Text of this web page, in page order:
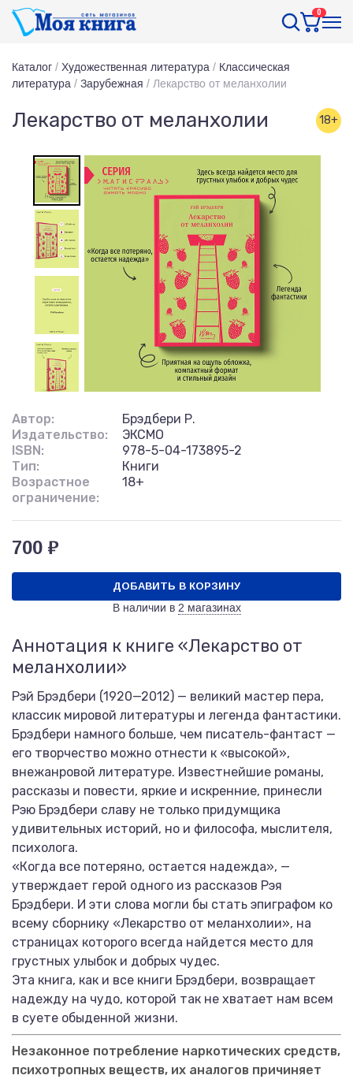
0
Каталог / Художественная литература / Классическая
литература / Зарубежная / Лекарство от меланхолии
Лекарство от меланхолии 18+
Автор:
Брэдбери Р.
Издательство:
ЭКСМО
ISBN:
978-5-04-173895-2
Тип:
Книги
Возрастное
ограничение:
18+
700 ₽
ДОБАВИТЬ В КОРЗИНУ
В наличии в 2 магазинах
Аннотация к книге «Лекарство от
меланхолии»
Рэй Брэдбери (1920—2012) — великий мастер пера,
классик мировой литературы и легенда фантастики.
Брэдбери намного больше, чем писатель-фантаст —
его творчество можно отнести к «высокой»,
внежанровой литературе. Известнейшие романы,
рассказы и повести, яркие и искренние, принесли
Рэю Брэдбери славу не только придумщика
удивительных историй, но и философа, мыслителя,
психолога.
«Когда все потеряно, остается надежда», —
утверждает герой одного из рассказов Рэя
Брэдбери. И эти слова могли бы стать эпиграфом ко
всему сборнику «Лекарство от меланхолии», на
страницах которого всегда найдется место для
грустных улыбок и добрых чудес.
Эта книга, как и все книги Брэдбери, возвращает
надежду на чудо, которой так не хватает нам всем
в суете обыденной жизни.
Незаконное потребление наркотических средств,
психотропных веществ, их аналогов причиняет